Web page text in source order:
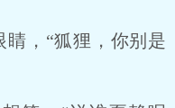
，“狐狸，你别是